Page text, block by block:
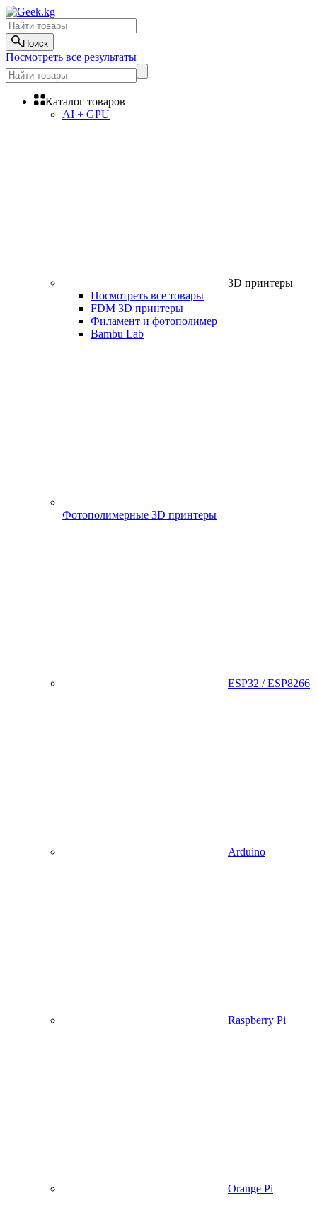
Поиск
Посмотреть все результаты
Каталог товаров
AI + GPU
3D принтеры
Посмотреть все товары
FDM 3D принтеры
Филамент и фотополимер
Bambu Lab
Фотополимерные 3D принтеры
ESP32 / ESP8266
Arduino
Raspberry Pi
Orange Pi